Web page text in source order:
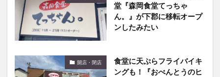
堂『森岡食堂てっちゃ
ん。』が下郡に移転オープ
ンしたみたい
開店・閉店
食堂に天ぷらフライバイキ
ングも！『おべんとうのヒ